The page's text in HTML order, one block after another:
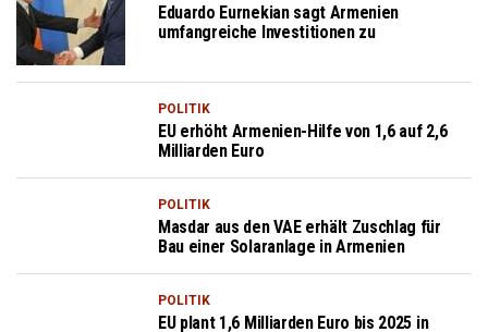
Eduardo Eurnekian sagt Armenien
umfangreiche Investitionen zu
POLITIK
EU erhöht Armenien-Hilfe von 1,6 auf 2,6
Milliarden Euro
POLITIK
Masdar aus den VAE erhält Zuschlag für
Bau einer Solaranlage in Armenien
POLITIK
EU plant 1,6 Milliarden Euro bis 2025 in